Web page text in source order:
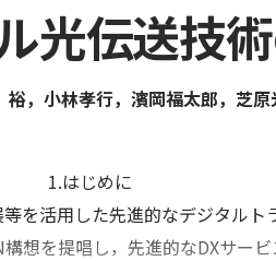
光伝送技
，小林孝行，濱岡福太郎，芝原
1.はじめに
を活用した先進的なデジタル
想を提唱し，先進的なDXサー